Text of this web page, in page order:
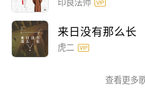
印良法师
来日没有那么长
虎二
查看更多